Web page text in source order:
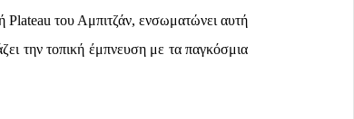
Plateau του Αμπιτζάν, ενσωματώνει αυτή
την τοπική έμπνευση με τα παγκόσμια